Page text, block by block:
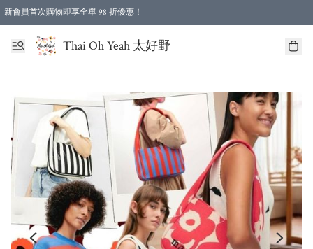
新會員首次購物即享全單 98 折優惠！
特選會員可享全單低至 96 折優惠！
Thai Oh Yeah 太好野